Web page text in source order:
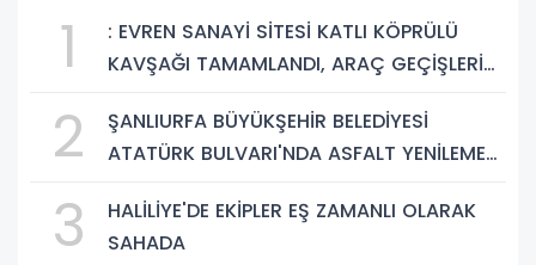
1
: EVREN SANAYİ SİTESİ KATLI KÖPRÜLÜ
KAVŞAĞI TAMAMLANDI, ARAÇ GEÇİŞLERİ
2
ŞANLIURFA BÜYÜKŞEHİR BELEDİYESİ
ATATÜRK BULVARI'NDA ASFALT YENİLEME
3
HALİLİYE'DE EKİPLER EŞ ZAMANLI OLARAK
SAHADA